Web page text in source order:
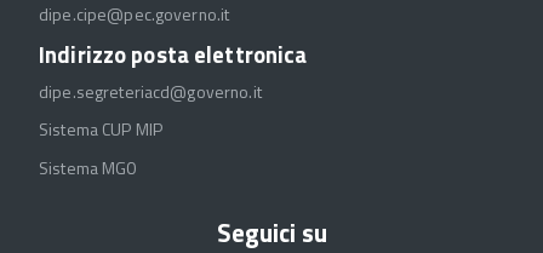
dipe.cipe@pec.governo.it
Indirizzo posta elettronica
dipe.segreteriacd@governo.it
Sistema CUP MIP
Sistema MGO
Seguici su